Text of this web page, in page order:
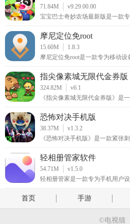
71.84M
v9.29.00.00
宝宝巴士奇妙农场最新版是一款专
摩尼定位免root
15.60M
1.8.3
摩尼定位免root是一款专为移动设
指尖像素城无限代金券版
324.82M
v6.1
《指尖像素城无限代金券版》是一
恐怖对决手机版
38.37M
v1.3.2
《恐怖对决手机版》是一款紧张刺
轻相册管家软件
54.71M
v1.5.0
轻相册管家是一款专为手机用户设
首页 手游
©电视猫